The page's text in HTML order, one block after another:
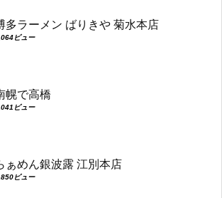
多ラーメン ばりきや 菊水本店
ビュー
幌で高橋
ビュー
ぁめん銀波露 江別本店
ビュー